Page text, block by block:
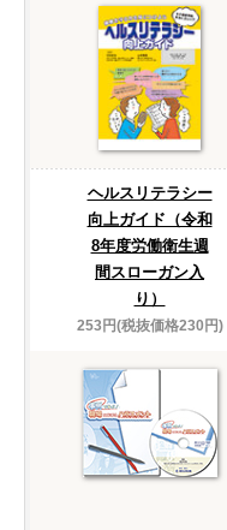
ヘルスリテラシー
向上ガイド（令和
8年度労働衛生週
間スローガン入
り）
253円(税抜価格230円)